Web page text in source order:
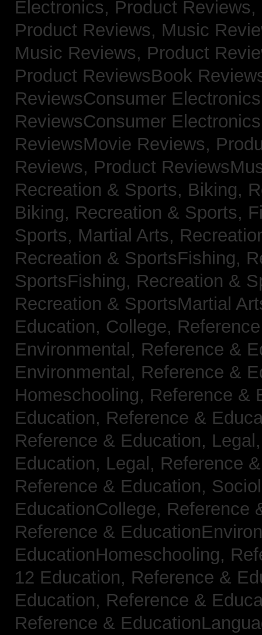
Electronics, Product
Product Reviews, Music
Music Reviews, Product
Product ReviewsBook
ReviewsConsumer
ReviewsConsumer
ReviewsMovie Reviews,
Reviews, Product
Recreation & Sports, Biking,
Biking, Recreation & Sports,
Sports, Martial Arts,
Recreation & SportsFishing,
SportsFishing, Recreation &
Recreation & SportsMartial
Education, College,
Environmental, Reference &
Environmental, Reference &
Homeschooling, Reference &
Education, Reference &
Reference & Education,
Education, Legal, Reference
Reference & Education,
EducationCollege, Reference
Reference &
EducationHomeschooling,
12 Education, Reference &
Education, Reference &
Reference &